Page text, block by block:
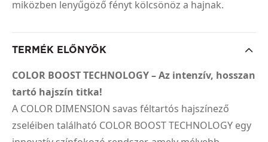
miközben lenyűgöző fényt kölcsönöz a hajnak.
TERMÉK ELŐNYÖK
COLOR BOOST TECHNOLOGY – Az intenzív, hosszan
tartó hajszín titka!
A COLOR DIMENSION savas féltartós hajszínező
zseléiben található COLOR BOOST TECHNOLOGY egy